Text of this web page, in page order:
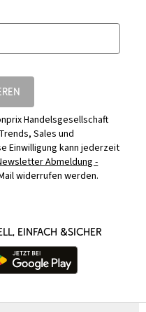
Handelsgesellschaft
Sales und
Einwilligung kann jederzeit
Abmeldung -
widerrufen werden.
EINFACH &SICHER